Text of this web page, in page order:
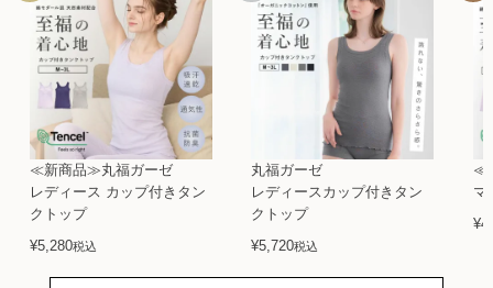
≪新商品≫丸福ガーゼ
レディース カップ付きタン
クトップ
¥5,280税込
丸福ガーゼ
レディースカップ付きタン
クトップ
¥5,720税込
≪
マ
¥